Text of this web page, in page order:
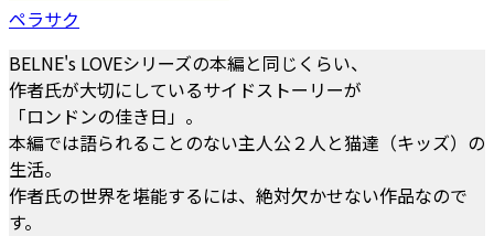
ペラサク
BELNE's LOVEシリーズの本編と同じくらい、
作者氏が大切にしているサイドストーリーが
「ロンドンの佳き日」。
本編では語られることのない主人公２人と猫達（キッズ）の
生活。
作者氏の世界を堪能するには、絶対欠かせない作品なので
す。